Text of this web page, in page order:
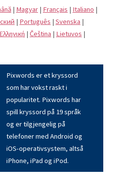
| Magyar | Français | Italiano |
| Português | Svenska |
Eλληνική | Čeština | Lietuvos |
Pixwords er et kryssord
som har vokst raskt i
popularitet. Pixwords har
spill kryssord på 19 språk
og er tilgjengelig på
telefoner med Android og
iOS-operativsystem, altså
iPhone, iPad og iPod.